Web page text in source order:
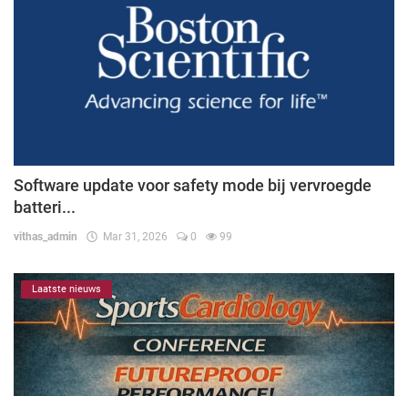
Software update voor safety mode bij vervroegde
batteri...
vithas_admin Mar 31, 2026 0 99
Laatste nieuws